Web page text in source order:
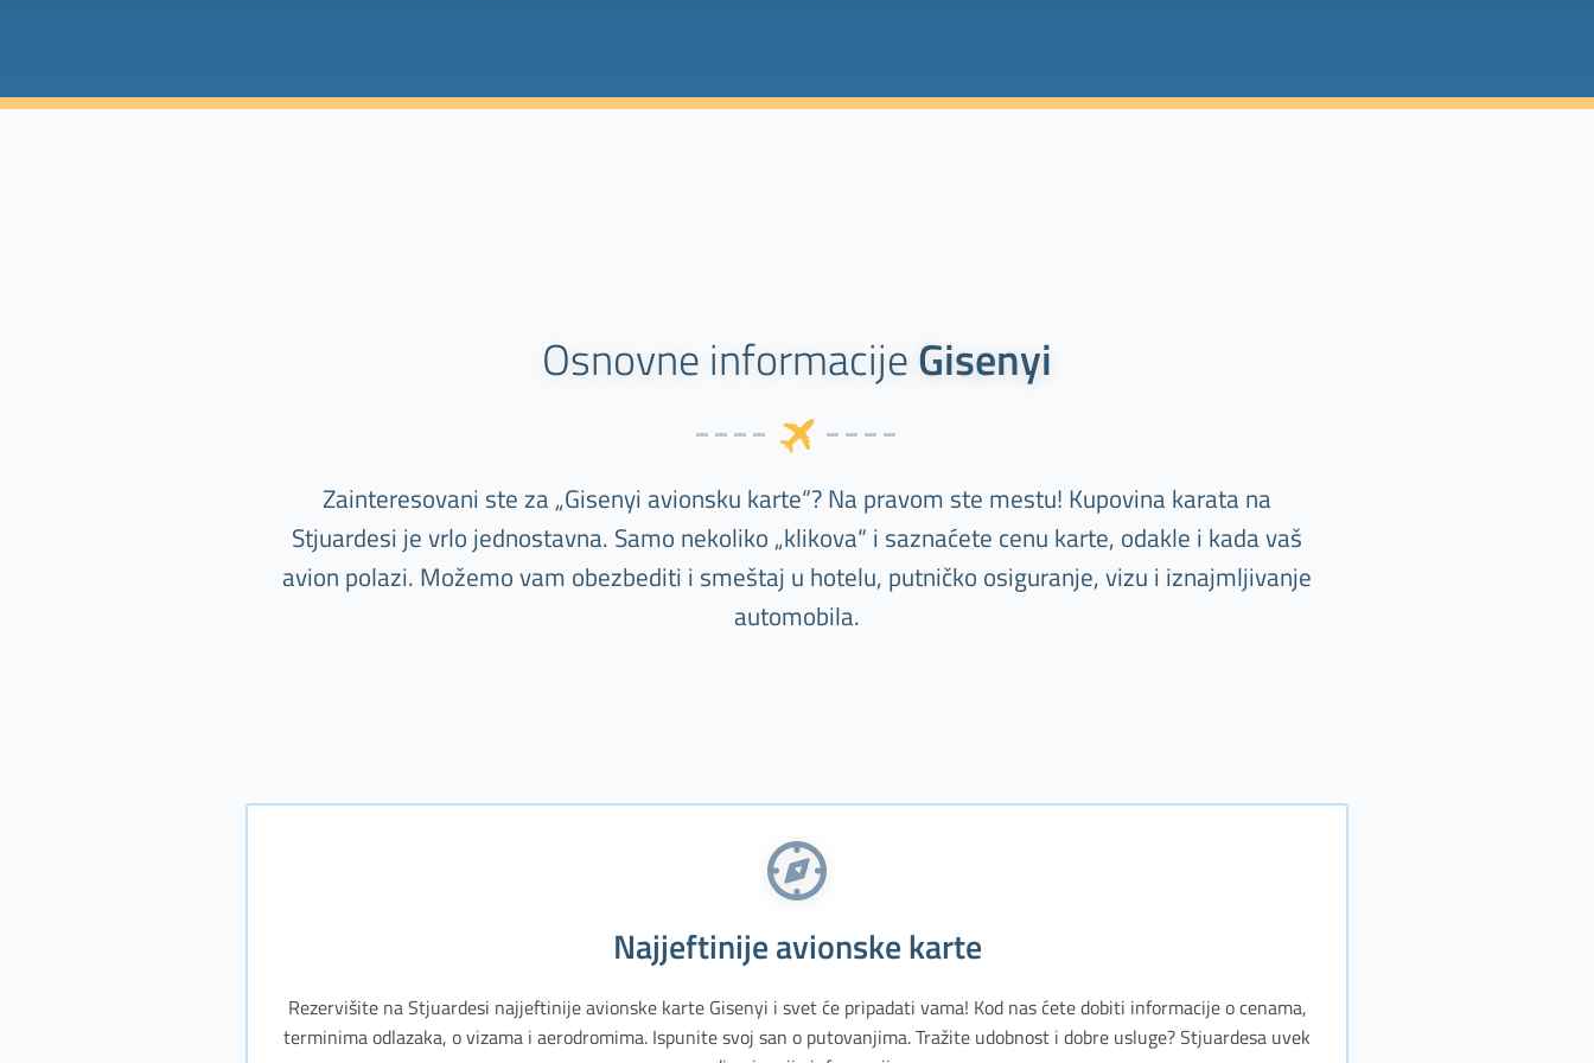
Osnovne informacijeGisenyi
Zainteresovani ste za „Gisenyi avionsku karte“? Na pravom ste mestu! Kupovina karata na
Stjuardesi je vrlo jednostavna. Samo nekoliko „klikova“ i saznaćete cenu karte, odakle i kada vaš
avion polazi. Možemo vam obezbediti i smeštaj u hotelu, putničko osiguranje, vizu i iznajmljivanje
automobila.
Najjeftinije avionske karte
Rezervišite na Stjuardesi najjeftinije avionske karte Gisenyi i svet će pripadati vama! Kod nas ćete dobiti informacije o cenama,
terminima odlazaka, o vizama i aerodromima. Ispunite svoj san o putovanjima. Tražite udobnost i dobre usluge? Stjuardesa uvek